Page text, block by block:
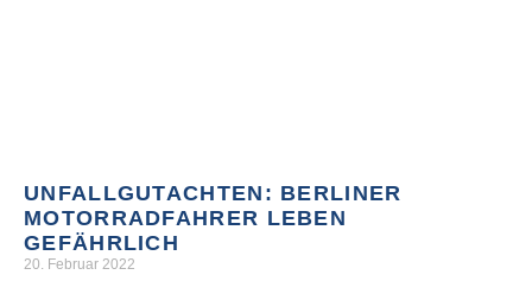
UNFALLGUTACHTEN: BERLINER
MOTORRADFAHRER LEBEN
GEFÄHRLICH
20. Februar 2022